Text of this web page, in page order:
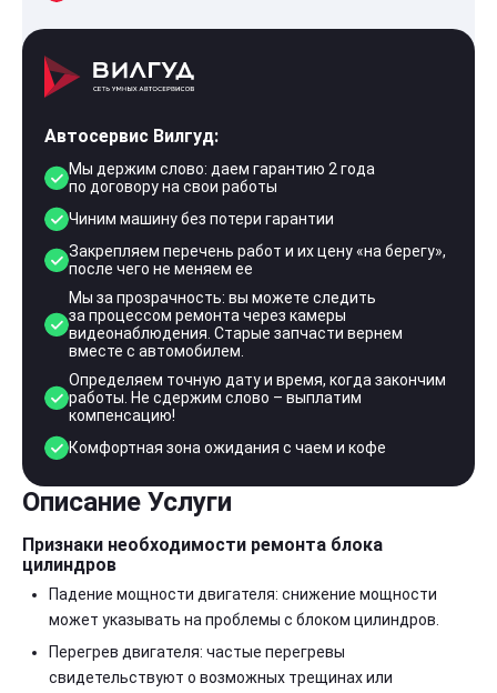
Автосервис Вилгуд:
Мы держим слово: даем гарантию 2 года
по договору на свои работы
Чиним машину без потери гарантии
Закрепляем перечень работ и их цену «на берегу»,
после чего не меняем ее
Мы за прозрачность: вы можете следить
за процессом ремонта через камеры
видеонаблюдения. Старые запчасти вернем
вместе с автомобилем.
Определяем точную дату и время, когда закончим
работы. Не сдержим слово – выплатим
компенсацию!
Комфортная зона ожидания с чаем и кофе
Описание Услуги
Признаки необходимости ремонта блока
цилиндров
Падение мощности двигателя: снижение мощности
может указывать на проблемы с блоком цилиндров.
Перегрев двигателя: частые перегревы
свидетельствуют о возможных трещинах или